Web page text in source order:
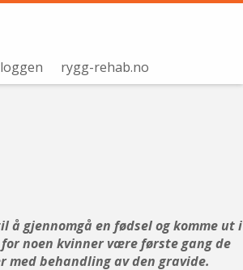
rygg-rehab.no
gjennomgå en fødsel og komme ut i
noen kvinner være første gang de
behandling av den gravide.